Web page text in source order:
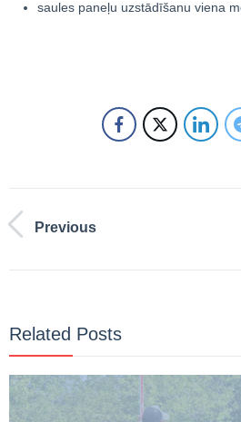
saules paneļu uzstādīšanu viena
Previous
Related Posts